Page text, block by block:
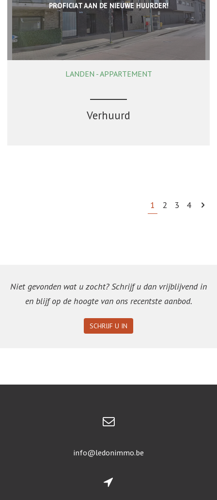
PROFICIAT AAN DE NIEUWE HUURDER!
1 1 Ja
LANDEN - APPARTEMENT
Verhuurd
1 2 3 4
Niet gevonden wat u zocht? Schrijf u dan vrijblijvend in
en blijf op de hoogte van ons recentste aanbod.
SCHRIJF U IN
info@ledonimmo.be